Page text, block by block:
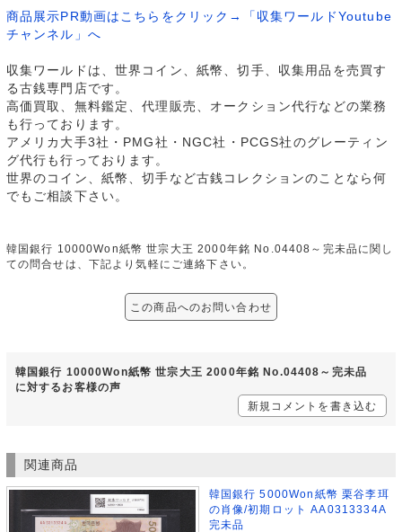
商品展示PR動画はこちらをクリック→「収集ワールドYoutube
チャンネル」へ
収集ワールドは、世界コイン、紙幣、切手、収集用品を売買す
る古銭専門店です。
高価買取、無料鑑定、代理販売、オークション代行などの業務
も行っております。
アメリカ大手3社・PMG社・NGC社・PCGS社のグレーティン
グ代行も行っております。
世界のコイン、紙幣、切手など古銭コレクションのことなら何
でもご相談下さい。
韓国銀行 10000Won紙幣 世宗大王 2000年銘 No.04408～完未品に関し
ての問合せは、下記より気軽にご連絡下さい。
この商品へのお問い合わせ
韓国銀行 10000Won紙幣 世宗大王 2000年銘 No.04408～完未品
に対するお客様の声
新規コメントを書き込む
関連商品
韓国銀行 5000Won紙幣 栗谷李珥
の肖像/初期ロット AA0313334A
完未品